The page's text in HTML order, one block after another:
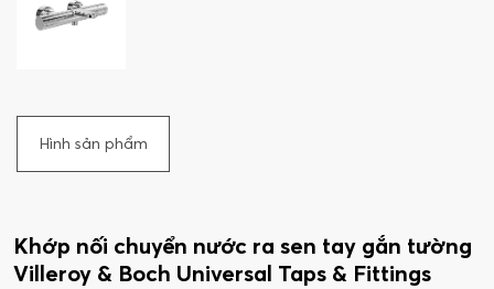
Hình sản phẩm
Khớp nối chuyển nước ra sen tay gắn tường
Villeroy & Boch Universal Taps & Fittings